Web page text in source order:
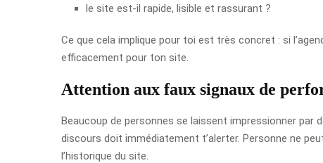
le site est-il rapide, lisible et rassurant ?
Ce que cela implique pour toi est très concret : si
efficacement pour ton site.
Attention aux faux signaux de
Beaucoup de personnes se laissent impressionner par
discours doit immédiatement t’alerter. Personne ne
l’historique du site.